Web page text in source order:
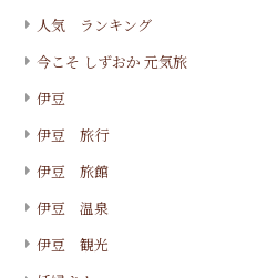
人気 ランキング
今こそ しずおか 元気旅
伊豆
伊豆 旅行
伊豆 旅館
伊豆 温泉
伊豆 観光